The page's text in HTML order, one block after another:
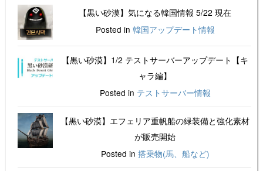
【黒い砂漠】気になる韓国情報 5/22 現在
Posted in 韓国アップデート情報
【黒い砂漠】1/2 テストサーバーアップデート【キ
ャラ編】
Posted in テストサーバー情報
【黒い砂漠】エフェリア重帆船の緑装備と強化素材
が販売開始
Posted in 搭乗物(馬、船など)